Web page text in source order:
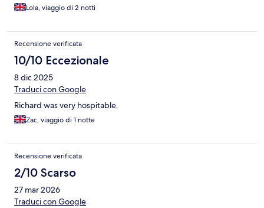
Lola, viaggio di 2 notti
Recensione verificata
10/10 Eccezionale
8 dic 2025
Traduci con Google
Richard was very hospitable.
Zac, viaggio di 1 notte
Recensione verificata
2/10 Scarso
27 mar 2026
Traduci con Google